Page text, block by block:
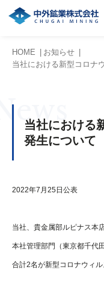
HOME
お知らせ
当社における新型コロナ
当社における
発生について
2022年7月25日公表
当社、貴金属部ルピナス本
本社管理部門（東京都千代
合計2名が新型コロナウィ